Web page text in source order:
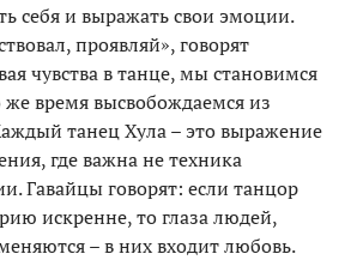
себя и выражать свои эмоции.
проявляй», говорят
чувства в танце, мы становимся
же время высвобождаемся из
танец Хула – это выражение
где важна не техника
Гавайцы говорят: если танцор
искренне, то глаза людей,
– в них входит любовь.